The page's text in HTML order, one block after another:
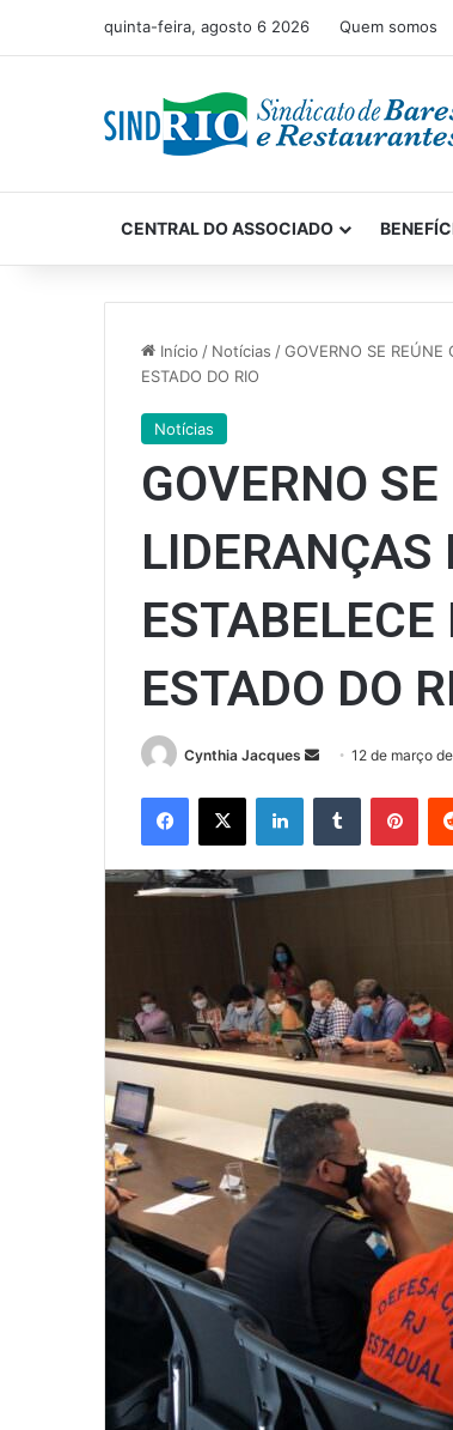
quinta-feira, agosto 6 2026 Quem somos
CENTRAL DO ASSOCIADO
Início / Notícias /GOVERNO SE REÚNE
ESTADO DO RIO
Notícias
GOVERNO
LIDERANÇAS
ESTADO DO
Cynthia Jacques
Mande12 de março
Facebook
X LinkedinTumblr